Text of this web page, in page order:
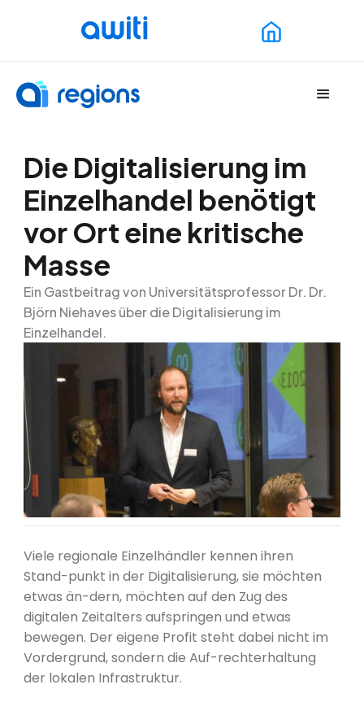
Die Digitalisierung im
Einzelhandel benötigt
vor Ort eine kritische
Masse
Ein Gastbeitrag von Universitätsprofessor Dr. Dr.
Björn Niehaves über die Digitalisierung im
Einzelhandel.
Viele regionale Einzelhändler kennen ihren
Stand-punkt in der Digitalisierung, sie möchten
etwas än-dern, möchten auf den Zug des
digitalen Zeitalters aufspringen und etwas
bewegen. Der eigene Profit steht dabei nicht im
Vordergrund, sondern die Auf-rechterhaltung
der lokalen Infrastruktur.